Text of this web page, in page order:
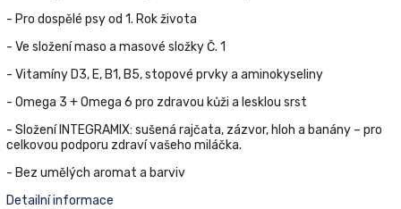
- Pro dospělé psy od 1. Rok života
- Ve složení maso a masové složky Č. 1
- Vitamíny D3, E, B1, B5, stopové prvky a aminokyseliny
- Omega 3 + Omega 6 pro zdravou kůži a lesklou srst
- Složení ІNTEGRAMIX: sušená rajčata, zázvor, hloh a banány – pro
celkovou podporu zdraví vašeho miláčka.
- Bez umělých aromat a barviv
Detailní informace